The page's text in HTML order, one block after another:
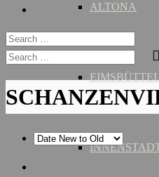
ALTONA
EIMSBÜTTEL